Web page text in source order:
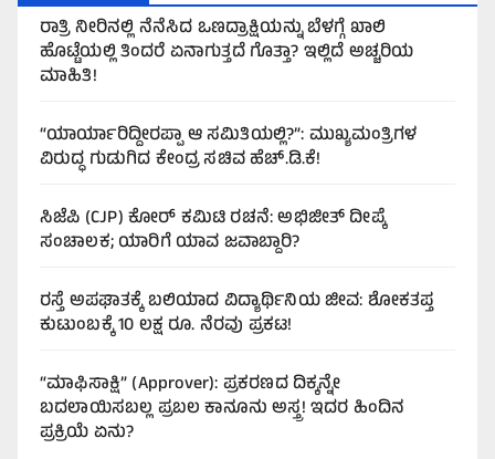
ರಾತ್ರಿ ನೀರಿನಲ್ಲಿ ನೆನೆಸಿದ ಒಣದ್ರಾಕ್ಷಿಯನ್ನು ಬೆಳಗ್ಗೆ ಖಾಲಿ
ಹೊಟ್ಟೆಯಲ್ಲಿ ತಿಂದರೆ ಏನಾಗುತ್ತದೆ ಗೊತ್ತಾ? ಇಲ್ಲಿದೆ ಅಚ್ಚರಿಯ
ಮಾಹಿತಿ!
“ಯಾರ್ಯಾರಿದ್ದೀರಪ್ಪಾ ಆ ಸಮಿತಿಯಲ್ಲಿ?”: ಮುಖ್ಯಮಂತ್ರಿಗಳ
ವಿರುದ್ಧ ಗುಡುಗಿದ ಕೇಂದ್ರ ಸಚಿವ ಹೆಚ್.ಡಿ.ಕೆ!
ಸಿಜೆಪಿ (CJP) ಕೋರ್ ಕಮಿಟಿ ರಚನೆ: ಅಭಿಜೀತ್ ದೀಪ್ಕೆ
ಸಂಚಾಲಕ; ಯಾರಿಗೆ ಯಾವ ಜವಾಬ್ದಾರಿ?
ರಸ್ತೆ ಅಪಘಾತಕ್ಕೆ ಬಲಿಯಾದ ವಿದ್ಯಾರ್ಥಿನಿಯ ಜೀವ: ಶೋಕತಪ್ತ
ಕುಟುಂಬಕ್ಕೆ 10 ಲಕ್ಷ ರೂ. ನೆರವು ಪ್ರಕಟ!
“ಮಾಫಿಸಾಕ್ಷಿ” (Approver): ಪ್ರಕರಣದ ದಿಕ್ಕನ್ನೇ
ಬದಲಾಯಿಸಬಲ್ಲ ಪ್ರಬಲ ಕಾನೂನು ಅಸ್ತ್ರ! ಇದರ ಹಿಂದಿನ
ಪ್ರಕ್ರಿಯೆ ಏನು?